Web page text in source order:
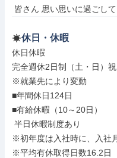
皆さん 思い思いに過ごして
休日・休暇
休日休暇
完全週休2日制（土・日）祝
※就業先により変動
■年間休日124日
■有給休暇（10～20日）
※初年度は入社時に、入社
※平均有休取得日数16.2日